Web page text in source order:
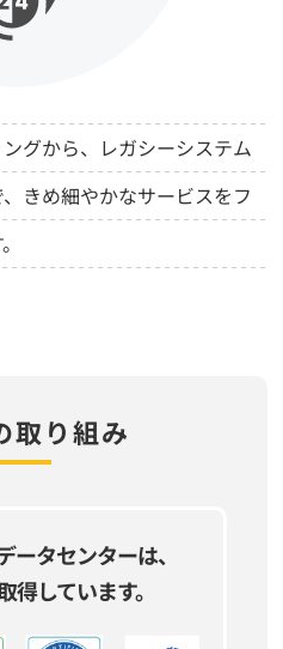
グから、レガシーシステム
きめ細やかなサービスをフ
取り組み
ータセンターは、
得しています。